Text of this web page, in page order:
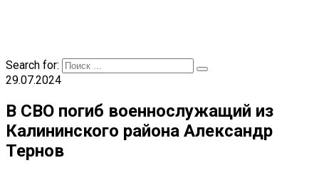
Search for:
29.07.2024
В СВО погиб военнослужащий из
Калининского района Александр
Тернов